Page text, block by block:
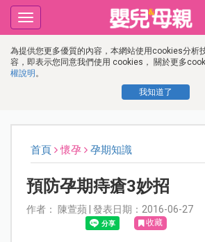
為提供您更多優質的內容，本網站使用cookies分析
容，即表示您同意我們使用 cookies， 關於更多
權說明 。
我知道了
Toggle
navigation
首頁 懷孕 孕期知識
預防孕期痔瘡3妙招
作者： 陳萱蘋 | 發表日期：2016-06-27
收藏